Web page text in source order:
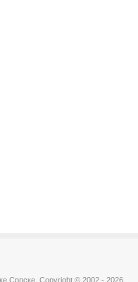
Српске, Copyright © 2002 - 2026.